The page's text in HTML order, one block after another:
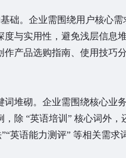
础。企业需围绕用户核心
与实用性，避免浅层信息
产品选购指南、使用技巧
堆砌。企业需围绕核心业
除 “英语培训” 核心词外，
英语能力测评” 等相关需